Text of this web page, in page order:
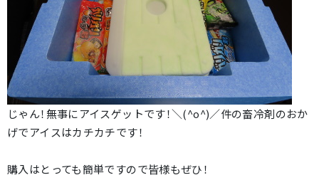
じゃん！無事にアイスゲットです！＼(^o^)／件の畜冷剤のおか
げでアイスはカチカチです！
購入はとっても簡単ですので皆様もぜひ！